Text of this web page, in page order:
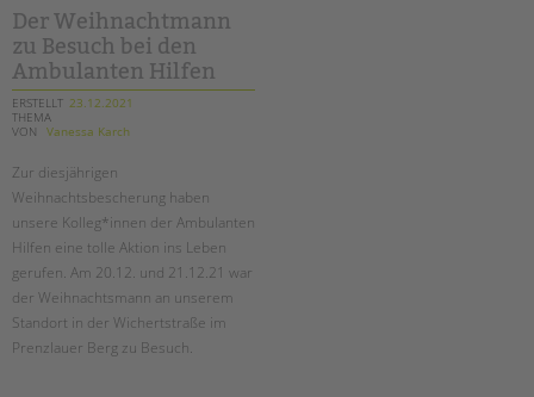
Förderzentren
Kollegs
EFöB
Schulbezogene Sozialarbeit
Tagesgruppen
HILFEN ZUR ERZIEHUNG
EINGLIEDERUNGSHILFE
BETREUTES WOHNEN
TANDEM BTL AKADEMIE
Der Weihnachtmann
zu Besuch bei den
Ambulanten Hilfen
ERSTELLT 23.12.2021
THEMA
VON
Vanessa Karch
Zur diesjährigen
Weihnachtsbescherung haben
unsere Kolleg*innen der Ambulanten
Hilfen eine tolle Aktion ins Leben
gerufen. Am 20.12. und 21.12.21 war
der Weihnachtsmann an unserem
Standort in der Wichertstraße im
Prenzlauer Berg zu Besuch.